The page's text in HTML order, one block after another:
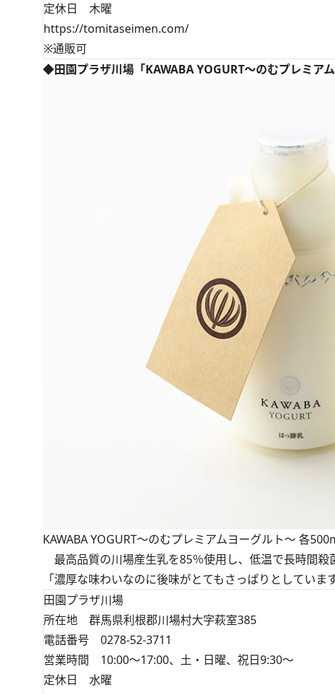
定休日 木曜
https://tomitaseimen.com/
※通販可
◆田園プラザ川場「KAWABA YOGURT～のむプレミアム
KAWABA YOGURT～のむプレミアムヨーグルト～ 各
最高品質の川場産生乳を85％使用し、低温で長時間殺
「濃厚な味わいなのに後味がとてもさっぱりとしてい
田園プラザ川場
所在地 群馬県利根郡川場村大字萩室385
電話番号 0278-52-3711
営業時間 10:00～17:00、土・日曜、祝日9:30～
定休日 水曜